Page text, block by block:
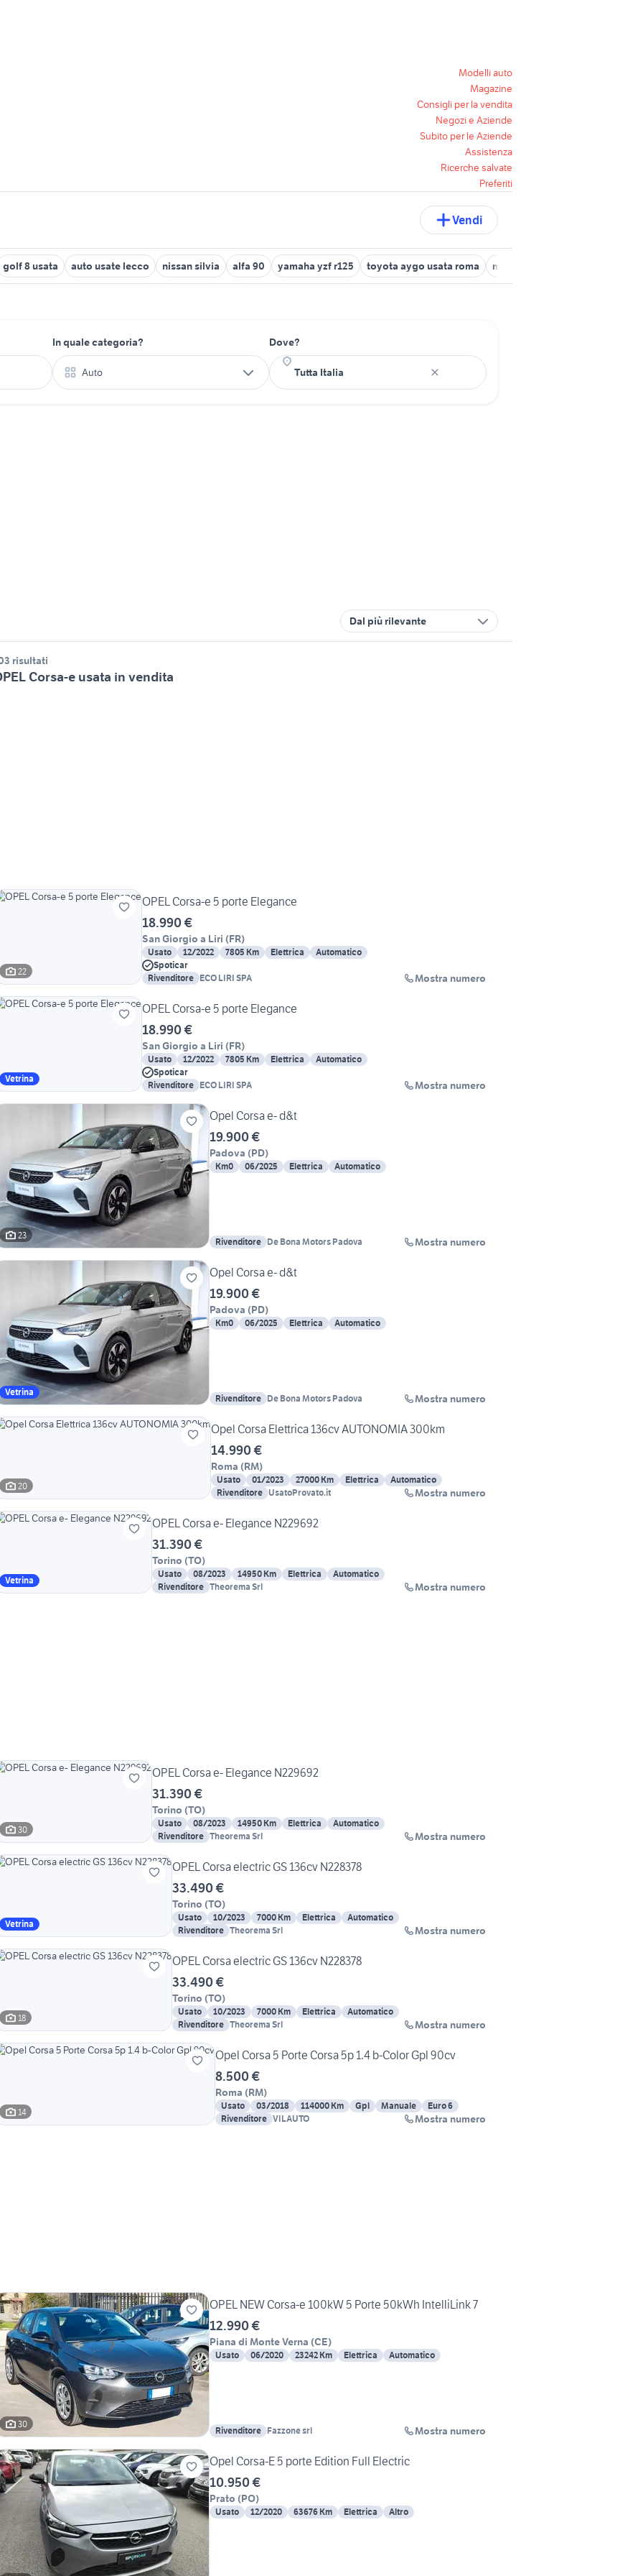
Modelli auto
Magazine
Consigli per la vendita
Negozi e Aziende
Subito per le Aziende
Assistenza
Ricerche salvate
Preferiti
Vendi
golf 8 usata auto usate lecco nissan silvia alfa 90 yamaha yzf r125 toyota aygo usata roma moto usate viterbo
In quale categoria?
Auto
Dove?
Dal più rilevante
risultati
Corsa-e usata in vendita
22
OPEL Corsa-e 5 porte Elegance
18.990 €
San Giorgio a Liri (FR)
Usato 12/2022 7805 Km Elettrica
Automatico
Spoticar
Rivenditore ECO LIRI SPA Mostra numero
Vetrina
OPEL Corsa-e 5 porte Elegance
18.990 €
San Giorgio a Liri (FR)
Usato 12/2022 7805 Km Elettrica
Automatico
Spoticar
Rivenditore ECO LIRI SPA Mostra numero
23
Opel Corsa e- d&t
19.900 €
Padova (PD)
Km0 06/2025 Elettrica Automatico
Rivenditore De Bona Motors Padova Mostra numero
Vetrina
Opel Corsa e- d&t
19.900 €
Padova (PD)
Km0 06/2025 Elettrica Automatico
Rivenditore De Bona Motors Padova Mostra numero
20
Opel Corsa Elettrica 136cv AUTONOMIA 300km
14.990 €
Roma (RM)
Usato 01/2023 27000 Km Elettrica
Automatico
Rivenditore UsatoProvato.it Mostra numero
Vetrina
OPEL Corsa e- Elegance N229692
31.390 €
Torino (TO)
Usato 08/2023 14950 Km Elettrica
Automatico
Rivenditore Theorema Srl Mostra numero
30
OPEL Corsa e- Elegance N229692
31.390 €
Torino (TO)
Usato 08/2023 14950 Km Elettrica
Automatico
Rivenditore Theorema Srl Mostra numero
Vetrina
OPEL Corsa electric GS 136cv N228378
33.490 €
Torino (TO)
Usato 10/2023 7000 Km Elettrica
Automatico
Rivenditore Theorema Srl Mostra numero
18
OPEL Corsa electric GS 136cv N228378
33.490 €
Torino (TO)
Usato 10/2023 7000 Km Elettrica
Automatico
Rivenditore Theorema Srl Mostra numero
14
Opel Corsa 5 Porte Corsa 5p 1.4 b-Color Gpl 90cv
8.500 €
Roma (RM)
Usato 03/2018 114000 Km Gpl Manuale
Euro 6
Rivenditore VILAUTO Mostra numero
30
OPEL NEW Corsa-e 100kW 5 Porte 50kWh IntelliLink 7
12.990 €
Piana di Monte Verna (CE)
Usato 06/2020 23242 Km Elettrica Automatico
Rivenditore Fazzone srl Mostra numero
Opel Corsa-E 5 porte Edition Full Electric
10.950 €
Prato (PO)
Usato 12/2020 63676 Km Elettrica Altro